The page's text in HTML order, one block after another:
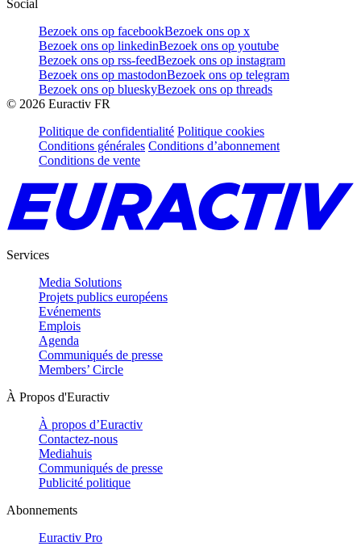
Social
Bezoek ons op facebookBezoek ons op x
Bezoek ons op linkedinBezoek ons op youtube
Bezoek ons op rss-feedBezoek ons op instagram
Bezoek ons op mastodonBezoek ons op telegram
Bezoek ons op blueskyBezoek ons op threads
© 2026 Euractiv FR
Politique de confidentialité Politique cookies
Conditions générales Conditions d’abonnement
Conditions de vente
Services
Media Solutions
Projets publics européens
Evénements
Emplois
Agenda
Communiqués de presse
Members’ Circle
À Propos d'Euractiv
À propos d’Euractiv
Contactez-nous
Mediahuis
Communiqués de presse
Publicité politique
Abonnements
Euractiv Pro